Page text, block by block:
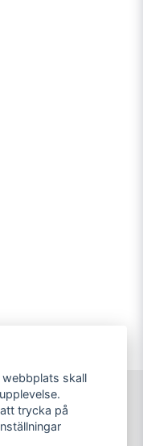
skall
trycka på